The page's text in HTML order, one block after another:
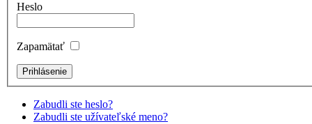
Heslo
Zapamätať
Zabudli ste heslo?
Zabudli ste užívateľské meno?